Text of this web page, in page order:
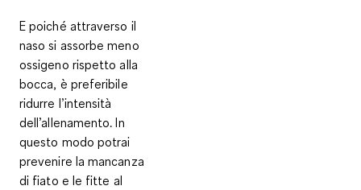
E poiché attraverso il
naso si assorbe meno
ossigeno rispetto alla
bocca, è preferibile
ridurre l’intensità
dell’allenamento. In
questo modo potrai
prevenire la mancanza
di fiato e le fitte al